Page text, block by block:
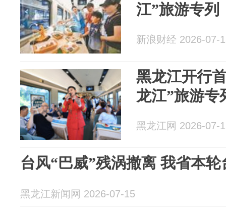
江”旅游专列
新浪财经 2026-07-
黑龙江开行
龙江”旅游专
黑龙江网 2026-07-
台风“巴威”残涡撤离 我省本
黑龙江新闻网 2026-07-15